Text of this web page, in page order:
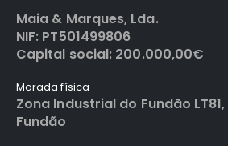
Maia & Marques, Lda.
NIF: PT501499806
Capital social: 200.000,00€
Morada física
Zona Industrial do Fundão
Fundão